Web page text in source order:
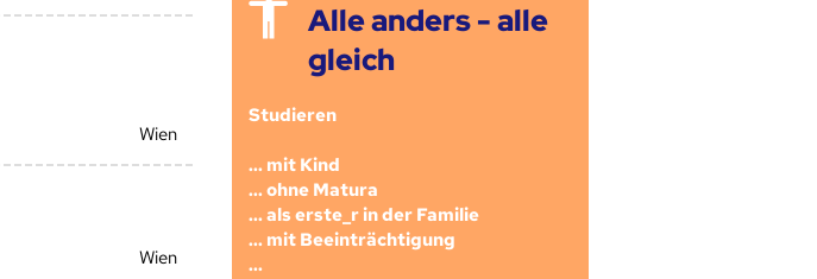
Wien
Wien
Alle anders - alle
gleich
Studieren
... mit Kind
... ohne Matura
... als erste_r in der Familie
... mit Beeinträchtigung
...